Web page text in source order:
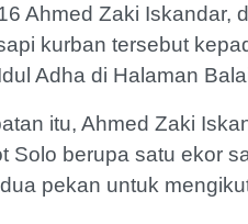
Ahmed Zaki Iskandar,
kurban tersebut
Adha di Halaman
itu, Ahmed Zaki
Solo berupa satu ekor
pekan untuk